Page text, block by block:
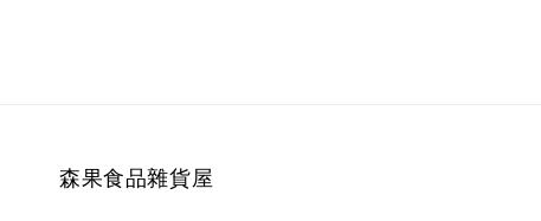
森果食品雜貨屋